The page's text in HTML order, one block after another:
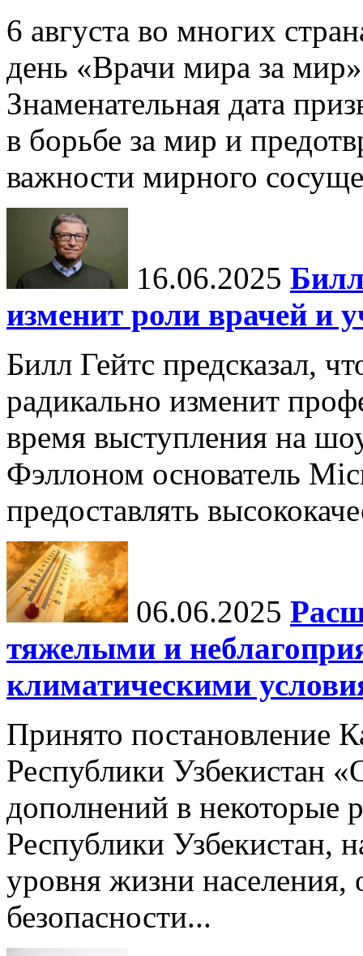
6 августа во многих
день «Врачи мира за
Знаменательная дата
в борьбе за мир и
важности мирного
16.06.2025
изменит роли врачей и
Билл Гейтс предсказал,
радикально изменит
время выступления на
Фэллоном основатель
предоставлять
06.06.2025
тяжелыми и
климатическими
Принято постановление
Республики Узбекистан
дополнений в некоторые
Республики Узбекистан,
уровня жизни населения,
безопасности...